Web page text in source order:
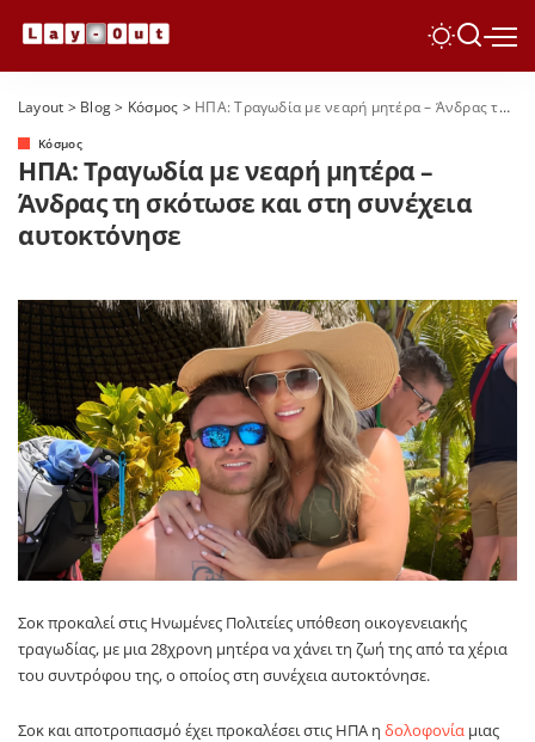
Layout > Blog> Κόσμος > ΗΠΑ: Τραγωδία με νεαρή μητέρα – Άνδρας τη σκότωσε και στη συνέχεια αυτοκτόνησε
Κόσμος
ΗΠΑ: Τραγωδία με νεαρή μητέρα –
Άνδρας τη σκότωσε και στη συνέχεια
αυτοκτόνησε
Σοκ προκαλεί στις Ηνωμένες Πολιτείες υπόθεση οικογενειακής
τραγωδίας, με μια 28χρονη μητέρα να χάνει τη ζωή της από τα χέρια
του συντρόφου της, ο οποίος στη συνέχεια αυτοκτόνησε.
Σοκ και αποτροπιασμό έχει προκαλέσει στις ΗΠΑ η δολοφονία μιας